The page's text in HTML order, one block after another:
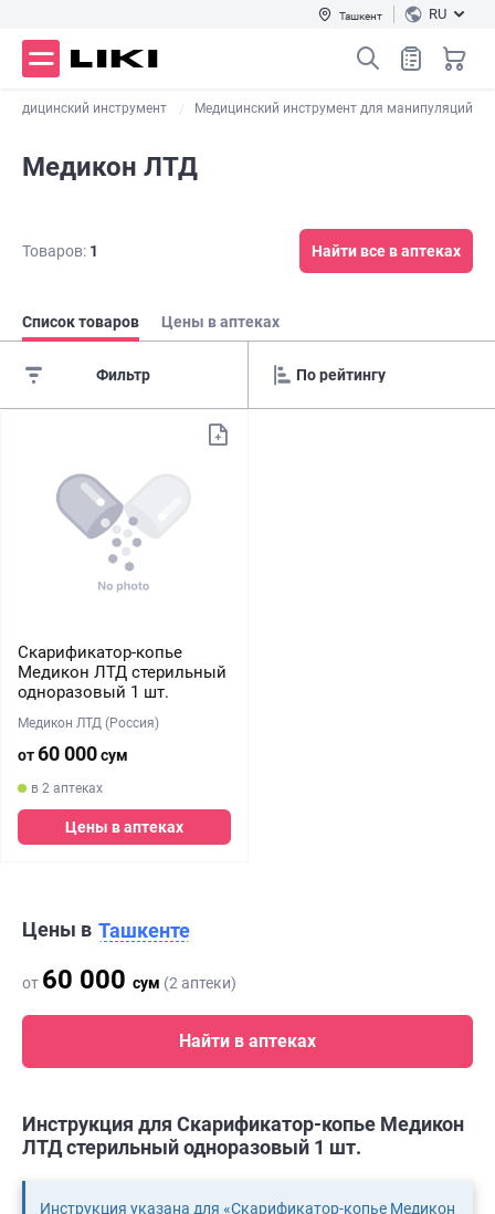
Ташкент RU
Медицинский инструмент Медицинский инструмент для манипуляций
Медикон ЛТД
Товаров: 1 Найти все в аптеках
Список товаров Цены в аптеках
Фильтр
Скарификатор-копье
Медикон ЛТД стерильный
одноразовый 1 шт.
Медикон ЛТД (Россия)
от60 000сум
в 2 аптеках
Цены в аптеках
Цены в Ташкенте
от 60 000 сум (2 аптеки)
Найти в аптеках
Инструкция для Скарификатор-копье Медикон
ЛТД стерильный одноразовый 1 шт.
Инструкция указана для «Скарификатор-копье Медикон